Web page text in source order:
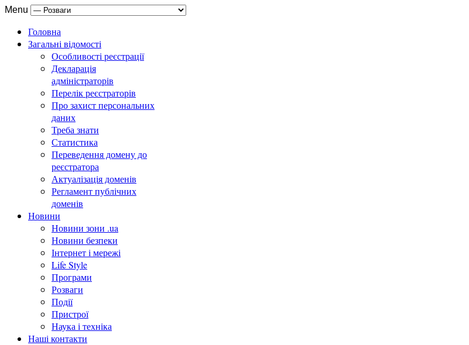
Menu
Головна
Загальні відомості
Особливості реєстрації
Декларація
адміністраторів
Перелік реєстраторів
Про захист персональних
даних
Треба знати
Статистика
Переведення домену до
реєстратора
Актуалізація доменів
Регламент публічних
доменів
Новини
Новини зони .ua
Новини безпеки
Інтернет і мережі
Life Style
Програми
Розваги
Події
Пристрої
Наука і техніка
Наші контакти